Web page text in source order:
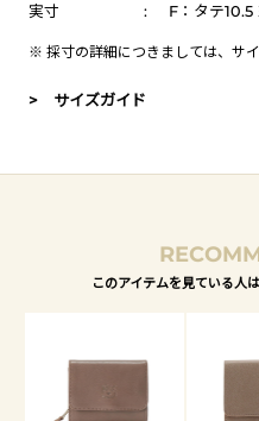
実寸
: F：タテ10.5
※ 採寸の詳細につきましては、 サ
> サイズガイド
このアイテムを見ている人